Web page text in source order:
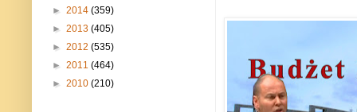
► 2014 (359)
► 2013 (405)
► 2012 (535)
► 2011 (464)
► 2010 (210)